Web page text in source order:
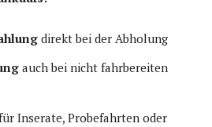
direkt bei der Abholung
auch bei nicht fahrbereiten
Inserate, Probefahrten oder